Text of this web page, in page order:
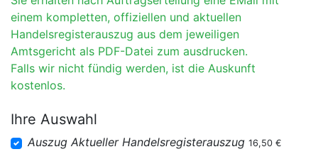
einem kompletten, offiziellen und aktuellen
Handelsregisterauszug aus dem jeweiligen
Amtsgericht als PDF-Datei zum ausdrucken.
Falls wir nicht fündig werden, ist die Auskunft
kostenlos.
Ihre Auswahl
Auszug Aktueller Handelsregisterauszug 16,50 €